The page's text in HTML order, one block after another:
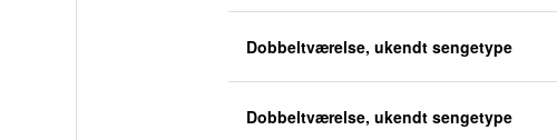
Dobbeltværelse, ukendt sengetype
Dobbeltværelse, ukendt sengetype